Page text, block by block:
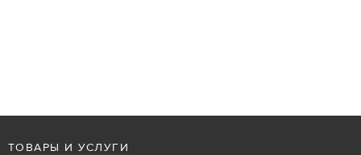
ТОВАРЫ И УСЛУГИ